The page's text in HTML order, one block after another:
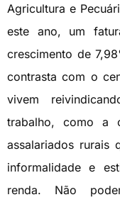
Agricultura e
este ano, um
crescimento de
contrasta com o
vivem
trabalho, como a
assalariados rurais
informalidade e
renda. Não